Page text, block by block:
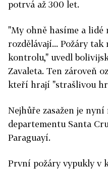
potrvá až 300 let.
"My ohně hasíme a lidé
rozdělávají... Požáry
kontrolu," uvedl
Zavaleta. Ten zároveň
kteří hrají "strašlivou
Nejhůře zasažen je
departementu Santa
Paraguayí.
První požáry vypukly v